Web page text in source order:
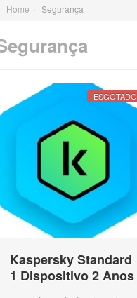
Home › Segurança
ESGOTADO
Kaspersky Standard
1 Dispositivo 2 Anos